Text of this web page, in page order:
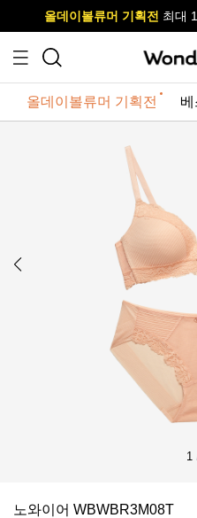
사이즈 무
올데이볼류머 기획전 최대
사이즈 무
올데이볼류머 기획전
올데이볼류머 기획전 베
1
노와이어 WBWBR3M08T